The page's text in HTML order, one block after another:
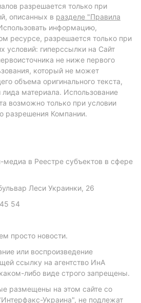
разрешается только при
описанных в разделе "Правила
информацию,
ресурсе, разрешается только при
условий: гиперссылки на Сайт
не ниже первого
который не может
объема оригинального текста,
лида материала. Использование
возможно только при условии
разрешения Компании.
медиа в Реестре субъектов в сфере
Леси Украинки, 26
54
просто новости.
или воспроизведение
ссылку на агентство ИнА
либо виде строго запрещены.
размещены на этом сайте со
Украина", не подлежат